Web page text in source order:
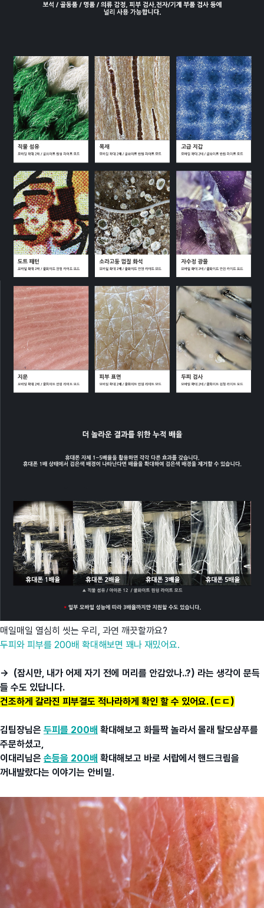
매일매일 열심히 씻는 우리, 과연 깨끗할까요?
두피와 피부를 200배 확대해보면 꽤나 재밌어요.
→ (잠시만, 내가 어제 자기 전에 머리를 안감았나..?) 라는 생각이 문득
들 수도 있답니다.
건조하게 갈라진 피부결도 적나라하게 확인 할 수 있어요. (ㄷㄷ)
김팀장님은 두피를 200배 확대해보고 화들짝 놀라서 몰래 탈모샴푸를
주문하셨고,
이대리님은 손등을 200배 확대해보고 바로 서랍에서 핸드크림을
꺼내발랐다는 이야기는 안비밀.